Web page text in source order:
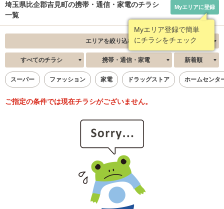
埼玉県比企郡吉見町の携帯・通信・家電のチラシ
一覧
Myエリア登録で簡単
にチラシをチェック
Myエリアに登録
エリアを絞り込む
すべてのチラシ 携帯・通信・家電 新着順
スーパー ファッション 家電 ドラッグストア ホームセンタ
ご指定の条件では現在チラシがございません。